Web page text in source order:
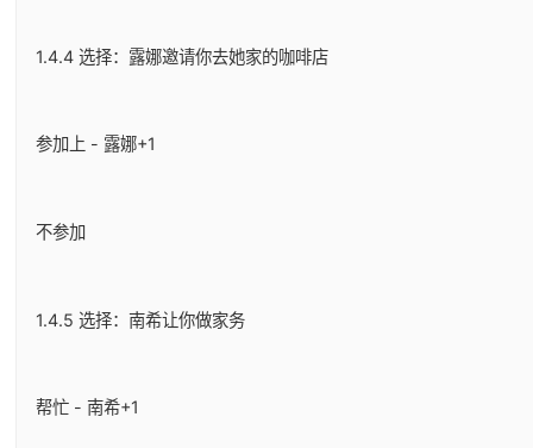
1.4.4 选择：露娜邀请你去她家的咖啡店
参加上 - 露娜+1
不参加
1.4.5 选择：南希让你做家务
帮忙 - 南希+1